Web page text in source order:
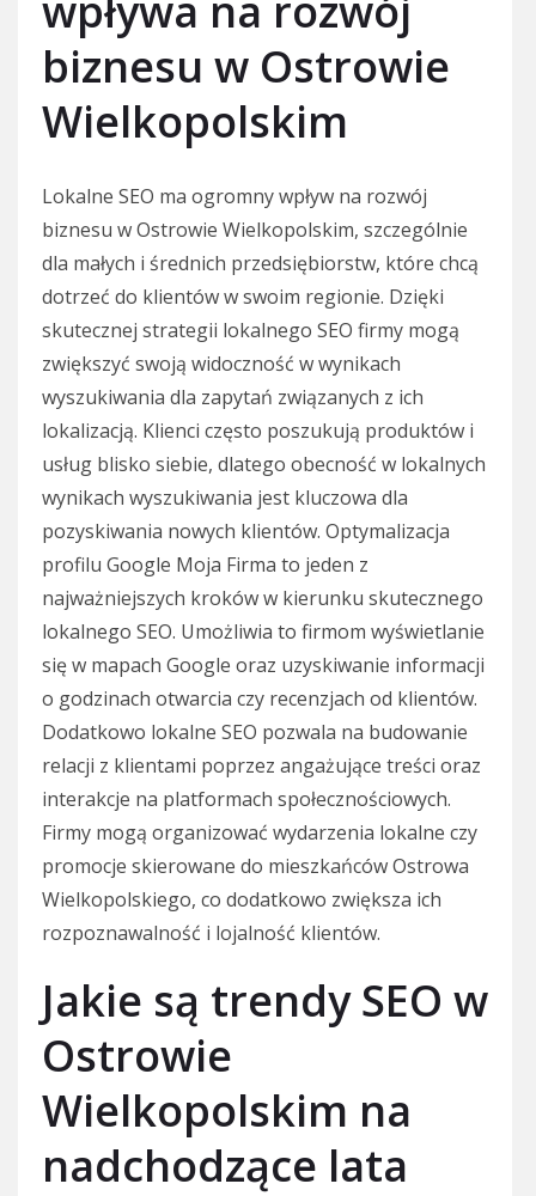
biznesu w Ostrowie
Wielkopolskim
Lokalne SEO ma ogromny wpływ na rozwój
biznesu w Ostrowie Wielkopolskim, szczególnie
dla małych i średnich przedsiębiorstw, które chcą
dotrzeć do klientów w swoim regionie. Dzięki
skutecznej strategii lokalnego SEO firmy mogą
zwiększyć swoją widoczność w wynikach
wyszukiwania dla zapytań związanych z ich
lokalizacją. Klienci często poszukują produktów i
usług blisko siebie, dlatego obecność w lokalnych
wynikach wyszukiwania jest kluczowa dla
pozyskiwania nowych klientów. Optymalizacja
profilu Google Moja Firma to jeden z
najważniejszych kroków w kierunku skutecznego
lokalnego SEO. Umożliwia to firmom wyświetlanie
się w mapach Google oraz uzyskiwanie informacji
o godzinach otwarcia czy recenzjach od klientów.
Dodatkowo lokalne SEO pozwala na budowanie
relacji z klientami poprzez angażujące treści oraz
interakcje na platformach społecznościowych.
Firmy mogą organizować wydarzenia lokalne czy
promocje skierowane do mieszkańców Ostrowa
Wielkopolskiego, co dodatkowo zwiększa ich
rozpoznawalność i lojalność klientów.
Jakie są trendy SEO w
Ostrowie
Wielkopolskim na
nadchodzące lata